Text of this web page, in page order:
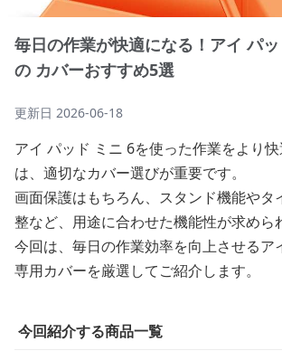
毎日の作業が快適になる！アイ パ
の カバーおすすめ5選
更新日 2026-06-18
アイ パッド ミニ 6を使った作業をより
は、適切なカバー選びが重要です。
画面保護はもちろん、スタンド機能やタ
整など、用途に合わせた機能性が求めら
今回は、毎日の作業効率を向上させるア
専用カバーを厳選してご紹介します。
今回紹介する商品一覧